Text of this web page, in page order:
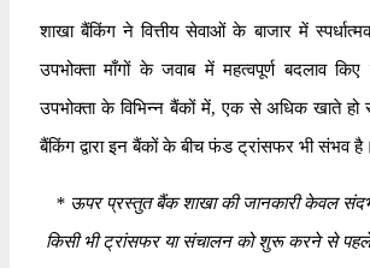
शाखा बैंकिंग ने वित्तीय सेवाओं के बाजार में
उपभोक्ता माँगों के जवाब में महत्वपूर्ण बदलाव
उपभोक्ता के विभिन्न बैंकों में, एक से अधिक खाते
बैंकिंग द्वारा इन बैंकों के बीच फंड ट्रांसफर भी संभव है।
*ऊपर प्रस्तुत बैंक शाखा की जानकारी केवल
किसी भी ट्रांसफर या संचालन को शुरू करने से